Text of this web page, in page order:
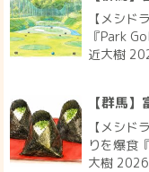
【メシド
『Park
近大樹
【群馬】
【メシド
りを爆食
大樹